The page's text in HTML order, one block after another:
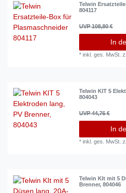
Telwin
804117
UVP 108,80 €
In
*inkl. ges. MwSt.
Telwin KIT 5
804043
UVP 44,76 €
In
*inkl. ges. MwSt.
Telwin KIt mit 5
Brenner, 804046